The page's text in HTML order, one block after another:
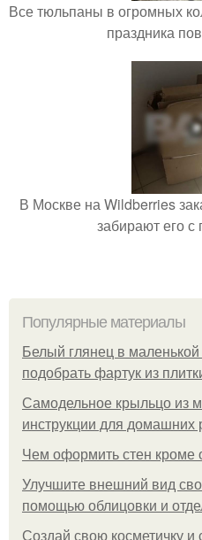
Все тюльпаны в огромных
праздника
В Москве на Wildberries
забирают его с
Популярные материалы
Белый глянец в маленькой
подобрать фартук из
Самодельное крыльцо из
инструкции для домашних
Чем оформить стен кроме
Улучшите внешний вид
помощью облицовки и
Создай свою косметичку и